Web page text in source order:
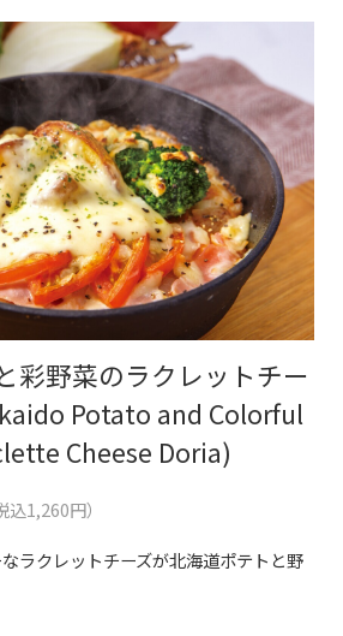
彩野菜のラクレットチー
Potato and Colorful
Cheese Doria)
込1,260円）
ラクレットチーズが北海道ポテトと野